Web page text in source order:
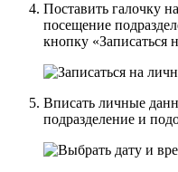
Поставить галочку
посещение
кнопку «Записаться
Вписать личные
подразделение и